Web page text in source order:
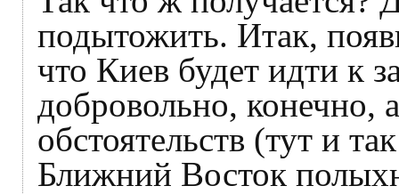
подытожить. Итак,
что Киев будет идти к
добровольно, конечно,
обстоятельств (тут и
Ближний Восток